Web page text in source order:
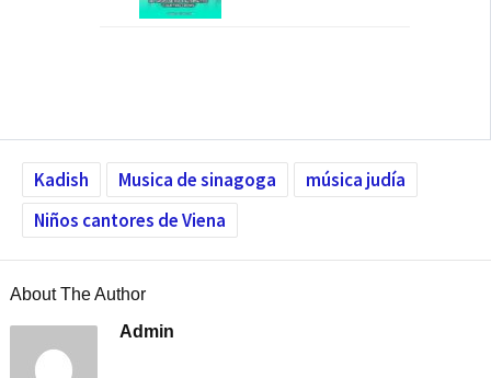
Kadish Musica de sinagoga
música judía
Niños cantores de Viena
About The Author
Admin